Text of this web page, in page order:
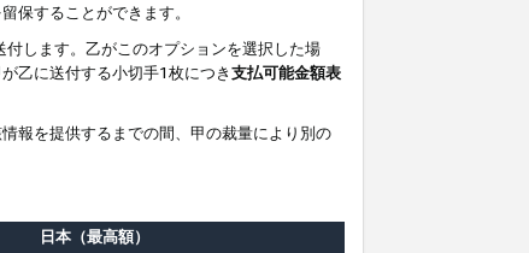
保することができます。
します。乙がこのオプションを選択した場
乙に送付する小切手1枚につき支払可能金額表
報を提供するまでの間、甲の裁量により別の
日本（最高額）